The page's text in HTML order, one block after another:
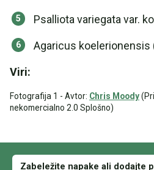
Psalliota variegata var.
Agaricus koelerionensis
Viri:
Fotografija 1 - Avtor: Chris Moody
nekomercialno 2.0 Splošno)